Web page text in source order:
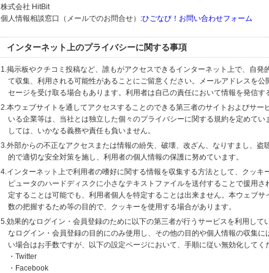
株式会社 HitBit
個人情報相談窓口（メールでのお問合せ）:ひごなび！お問い合わせフォーム
インターネット上のプライバシーに関する事項
1.掲示板やクチコミ投稿など、誰もがアクセスできるインターネット上で、自
て収集、利用される可能性があることにご留意ください。メールアドレスを
セージを受け取る場合もあります。利用者は自己の責任において情報を発信す
2.本ウェブサイトを通してアクセスすることのできる第三者のサイトおよびサ
いる企業等は、当社とは独立した個々のプライバシーに関する規約を定めて
しては、いかなる義務や責任も負いません。
3.外部からの不正なアクセスまたは情報の紛失、破壊、改ざん、なりすまし、
的で適切な安全対策を施し、利用者の個人情報の保護に努めています。
4.インターネット上で利用者の嗜好に関する情報を収集する方法として、クッ
ピュータのハードディスクに小さなテキストファイルを送付することで援用
定することは可能でも、利用者個人を特定することは出来ません。本ウェブ
数の把握するため等の目的で、クッキーを使用する場合があります。
5.効果的なログイン・会員登録のために以下の第三者が行うサービスを利用し
なログイン・会員登録の目的にのみ使用し、その他の目的や個人情報の収集
い場合はお手数ですが、以下の設定ページにおいて、手順に従い無効化してく
・Twitter
・Facebook